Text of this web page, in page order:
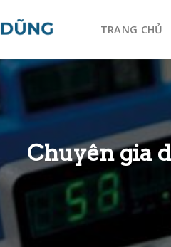
TRANG CHỦ
Chuyên gia